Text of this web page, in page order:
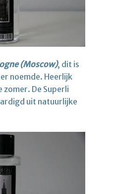
(Moscow), dit is
noemde. Heerlijk
De Superli
uit natuurlijke